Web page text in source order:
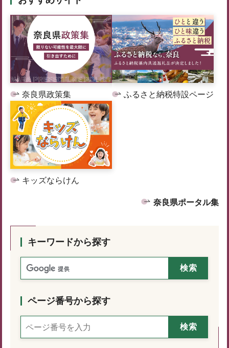
奈良県政策集 ふるさと納税特設ページ
キッズならけん
奈良県ポータル集
キーワードから探す
ページ番号から探す